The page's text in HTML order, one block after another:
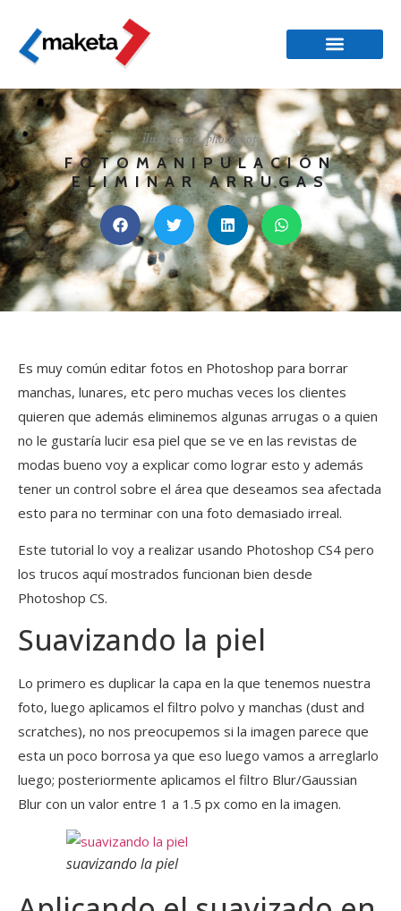
ilustracion ,photoshop
FOTOMANIPULACIÓN
ELIMINAR ARRUGAS
Es muy común editar fotos en Photoshop para borrar
manchas, lunares, etc pero muchas veces los clientes
quieren que además eliminemos algunas arrugas o a quien
no le gustaría lucir esa piel que se ve en las revistas de
modas bueno voy a explicar como lograr esto y además
tener un control sobre el área que deseamos sea afectada
esto para no terminar con una foto demasiado irreal.
Este tutorial lo voy a realizar usando Photoshop CS4 pero
los trucos aquí mostrados funcionan bien desde
Photoshop CS.
Suavizando la piel
Lo primero es duplicar la capa en la que tenemos nuestra
foto, luego aplicamos el filtro polvo y manchas (dust and
scratches), no nos preocupemos si la imagen parece que
esta un poco borrosa ya que eso luego vamos a arreglarlo
luego; posteriormente aplicamos el filtro Blur/Gaussian
Blur con un valor entre 1 a 1.5 px como en la imagen.
suavizando la piel